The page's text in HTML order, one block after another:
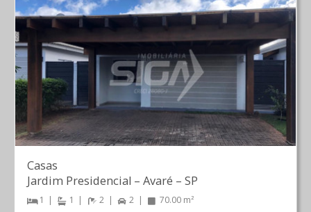
Casas
Jardim Presidencial – Avaré – SP
1 1 2 2 70.00 m²